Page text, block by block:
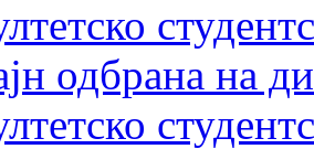
одбрана на